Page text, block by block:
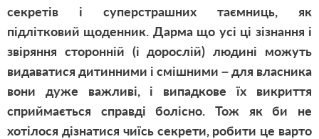
секретів і суперстрашних таємниць, як
підлітковий щоденник. Дарма що усі ці зізнання і
звіряння сторонній (і дорослій) людині можуть
видаватися дитинними і смішними – для власника
вони дуже важливі, і випадкове їх викриття
сприймається справді болісно. Тож як би не
хотілося дізнатися чиїсь секрети, робити це варто